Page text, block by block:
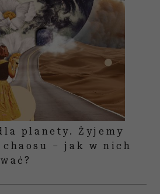
planety. Żyjemy
chaosu – jak w nich